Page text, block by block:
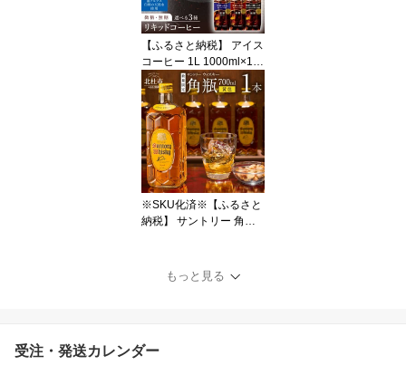
【ふるさと納税】 アイス
コーヒー 1L 1000ml×12
本 紙パック 選べる種類
無糖 微糖 KEY DOORS+
リキッドコーヒー 芳醇な
逸品 香ばしく深いコク
テトラプリズマ コーヒー
珈琲 無香料 無着色 キー
コーヒー 飲料 山梨県 北
杜市 送料無料 15000円
※SKU化済※【ふるさと
納税】 サントリー 角瓶 7
お湯割り 家飲み SUNTO
もっと見る
受注・発送カレンダー